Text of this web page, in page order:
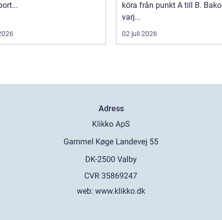
köra från punkt A till B.
varj...
02 juli 2026
Adress
web: www.klikko.dk